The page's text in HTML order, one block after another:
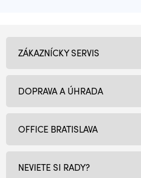
OFFICE BRATISLAVA
NEVIETE SI RADY?
ZÁKAZNÍCKY SERVIS
DOPRAVA A ÚHRADA